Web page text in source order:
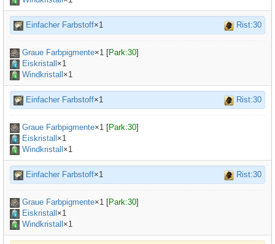
Einfacher Farbstoff×1 Rist:30
Graue Farbpigmente×1 [Park:30]
Eiskristall ×1
Windkristall ×1
Einfacher Farbstoff×1 Rist:30
Graue Farbpigmente×1 [Park:30]
Eiskristall ×1
Windkristall ×1
Einfacher Farbstoff×1 Rist:30
Graue Farbpigmente×1 [Park:30]
Eiskristall ×1
Windkristall ×1